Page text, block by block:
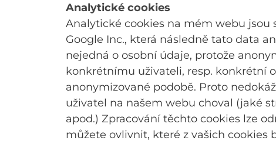
Analytické cookies
Analytické cookies na mém webu
Google Inc., která následně tato data
nejedná o osobní údaje, protože
konkrétnímu uživateli, resp. konkrétní
anonymizované podobě. Proto
uživatel na našem webu choval (jaké
apod.) Zpracování těchto cookies lze
můžete ovlivnit, které z vašich cookies